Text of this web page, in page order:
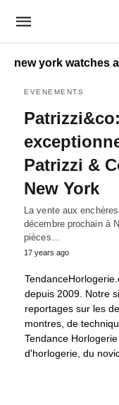
new york watches
EVENEMENTS
Patrizzi &
New York
La vente aux
décembre prochain à
pièces…
17 years ago
depuis 2009. Notre
reportages sur les
montres, de
Tendance
d'horlogerie, du